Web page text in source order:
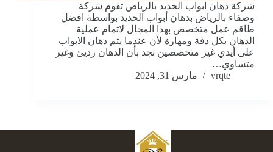
شركة دهان ابواب الحديد بالرياض تقوم شركة
وصفاء بالرياض بدهان أبواب الحديد بواسطة افضل
طاقم عمل متخصص بهذا المجال لاتمام عملية
الدهان بكل دقة ومهارة لأن عندما يتم دهان الابواب
على أيدي غير متخصصين تجد بأن الدهان رديئ وغير
متساوي…
vrqte
مارس 31, 2024